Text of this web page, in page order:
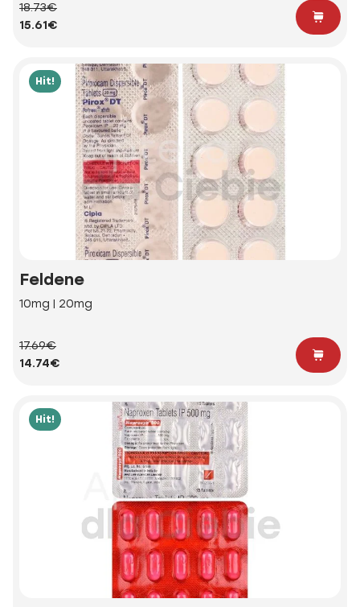
18.73€
15.61€
Hit!
Feldene
10mg | 20mg
17.69€
14.74€
Hit!